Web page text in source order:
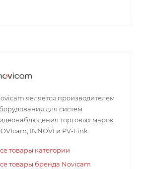
является производителем
для систем
торговых марок
INNOVI и PV-Link.
товары категории
товары бренда Novicam